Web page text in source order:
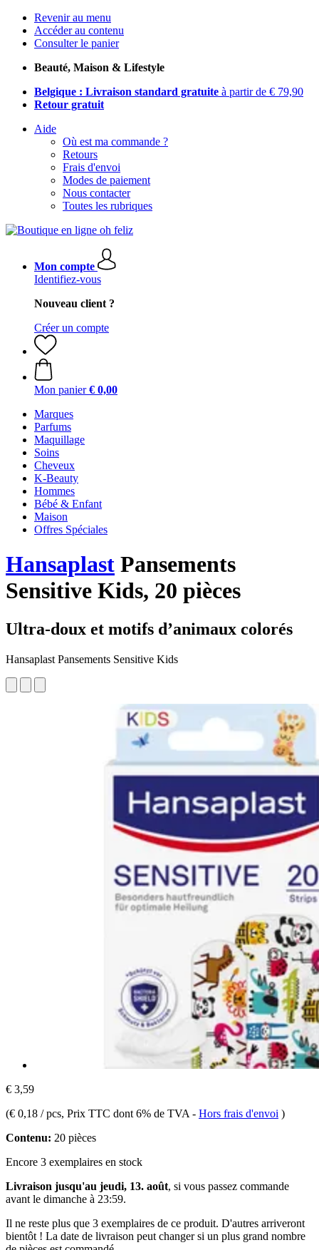
Revenir au menu
Accéder au contenu
Consulter le panier
Beauté, Maison & Lifestyle
Belgique : Livraison standard gratuite à partir de € 79,90
Retour gratuit
Aide
Où est ma commande ?
Retours
Frais d'envoi
Modes de paiement
Nous contacter
Toutes les rubriques
Mon compte
Identifiez-vous
Nouveau client ?
Créer un compte
Mon panier € 0,00
Marques
Parfums
Maquillage
Soins
Cheveux
K-Beauty
Hommes
Bébé & Enfant
Maison
Offres Spéciales
Hansaplast Pansements
Sensitive Kids, 20 pièces
Ultra-doux et motifs d’animaux colorés
Hansaplast Pansements Sensitive Kids
€ 3,59
(€ 0,18 / pcs, Prix TTC dont 6% de TVA - Hors frais d'envoi )
Contenu: 20 pièces
Encore 3 exemplaires en stock
Livraison jusqu'au jeudi, 13. août, si vous passez commande
avant le dimanche à 23:59.
Il ne reste plus que 3 exemplaires de ce produit. D'autres arriveront
bientôt ! La date de livraison peut changer si un plus grand nombre